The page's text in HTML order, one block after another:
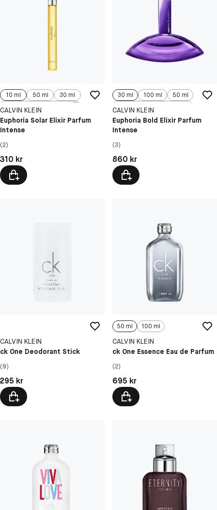
10 ml 50 ml
30 ml
100 ml
CALVIN KLEIN
Euphoria Solar Elixir Parfum
Intense
(2)
Pris: 310 kr
310 kr
30 ml 100 ml
50 ml
10 ml
CALVIN KLEIN
Euphoria Bold Elixir Parfum
Intense
(3)
Pris: 860 kr
860 kr
CALVIN KLEIN
ck One Deodorant Stick
(9)
Pris: 295 kr
295 kr
50 ml 100 ml
CALVIN KLEIN
ck One Essence Eau de Parfum
(2)
Pris: 695 kr
695 kr